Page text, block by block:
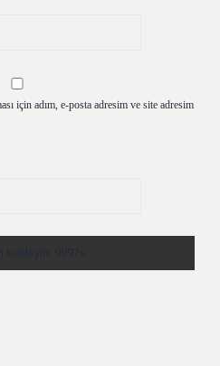
için adım, e-posta adresim ve site adresim